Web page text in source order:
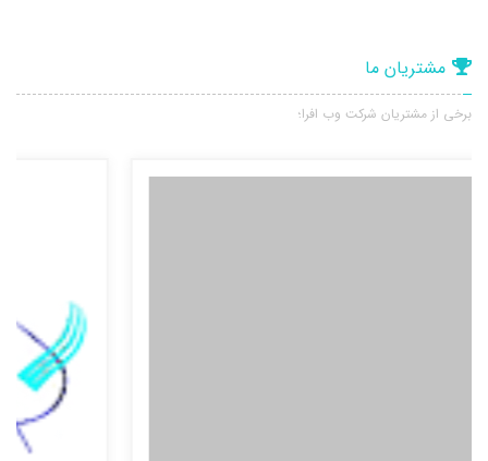
مشتریان ما
برخی از مشتریان شرکت وب افرا؛